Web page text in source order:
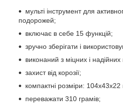
мульті інструмент для
подорожей;
включає в себе 15 функцій;
зручно зберігати і
виконаний з міцних і надійних
захист від корозії;
компактні розміри: 104x43x22
переважати 310 грамів;